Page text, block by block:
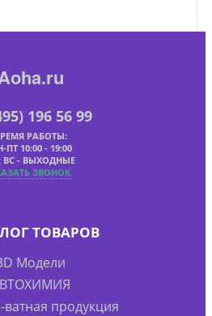
196 56 99
РАБОТЫ:
ПТ 10:00 - 19:00
ВС - ВЫХОДНЫЕ
ЗВОНОК
ТОВАРОВ
Модели
продукция